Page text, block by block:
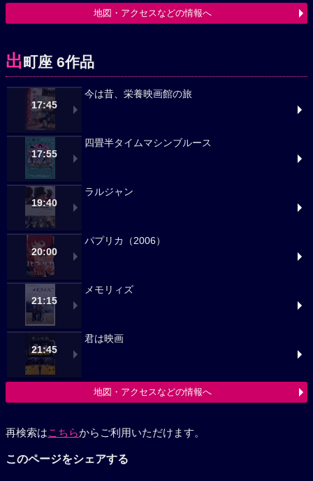
地図・アクセスなどの情報へ
出町座 6作品
17:45
今は昔、栄養映画館の旅
17:55
四畳半タイムマシンブルース
19:40
ラルジャン
20:00
パプリカ（2006）
21:15
メモリィズ
21:45
君は映画
地図・アクセスなどの情報へ
再検索はこちらからご利用いただけます。
このページをシェアする